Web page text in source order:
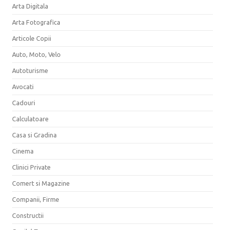
Arta Digitala
Arta Fotografica
Articole Copii
Auto, Moto, Velo
Autoturisme
Avocati
Cadouri
Calculatoare
Casa si Gradina
Cinema
Clinici Private
Comert si Magazine
Companii, Firme
Constructii